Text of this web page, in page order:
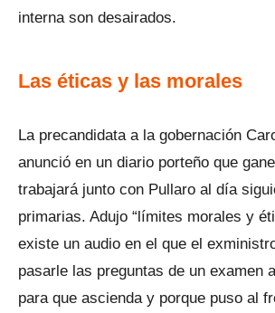
interna son desairados.
Las éticas y las morales
La precandidata a la gobernación
anunció en un diario porteño que
trabajará junto con Pullaro al día
primarias. Adujo “límites morales y
existe un audio en el que el
pasarle las preguntas de un examen
para que ascienda y porque puso al